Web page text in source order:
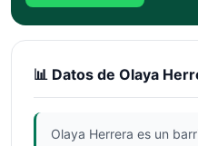
📊 Datos de Olaya
Olaya Herrera es un